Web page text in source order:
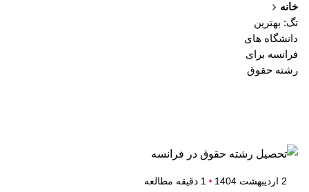
خانه
تگ: بهترین
دانشگاه های
فرانسه برای
رشته حقوق
2 اردیبهشت 1404 1 دقیقه مطالعه